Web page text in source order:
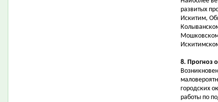
развитых
Искитим,
8. Прогноз
городских
работы по